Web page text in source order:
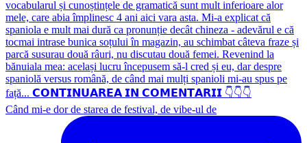
Când mi-e dor de starea de festival, de vibe-ul de